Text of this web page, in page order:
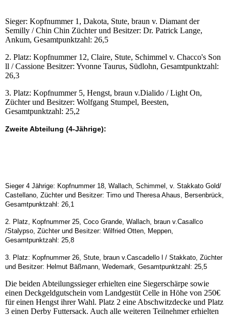
Sieger: Kopfnummer 1, Dakota, Stute, braun v. Diamant der
Semilly / Chin Chin Züchter und Besitzer: Dr. Patrick Lange,
Ankum, Gesamtpunktzahl: 26,5
2. Platz: Kopfnummer 12, Claire, Stute, Schimmel v. Chacco's Son
ll / Cassione Besitzer: Yvonne Taurus, Südlohn, Gesamtpunktzahl:
26,3
3. Platz: Kopfnummer 5, Hengst, braun v.Dialido / Light On,
Züchter und Besitzer: Wolfgang Stumpel, Beesten,
Gesamtpunktzahl: 25,2
Zweite Abteilung (4-Jährige):
Sieger 4 Jährige: Kopfnummer 18, Wallach, Schimmel, v. Stakkato Gold/
Castellano, Züchter und Besitzer: Timo und Theresa Ahaus, Bersenbrück,
Gesamtpunktzahl: 26,1
2. Platz, Kopfnummer 25, Coco Grande, Wallach, braun v.Casallco
/Stalypso, Züchter und Besitzer: Wilfried Otten, Meppen,
Gesamtpunktzahl: 25,8
3. Platz: Kopfnummer 26, Stute, braun v.Cascadello l / Stakkato, Züchter
und Besitzer: Helmut Bäßmann, Wedemark, Gesamtpunktzahl: 25,5
Die beiden Abteilungssieger erhielten eine Siegerschärpe sowie
einen Deckgeldgutschein vom Landgestüt Celle in Höhe von 250€
für einen Hengst ihrer Wahl. Platz 2 eine Abschwitzdecke und Platz
3 einen Derby Futtersack. Auch alle weiteren Teilnehmer erhielten